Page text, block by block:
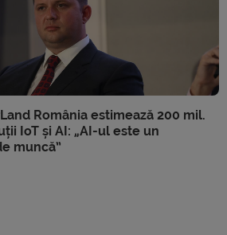
România estimează 200 mil.
IoT și AI: „AI-ul este un
muncă”